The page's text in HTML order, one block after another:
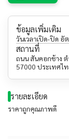
ข้อมูลเพิ่มเติม
วันเวลาเปิด-ปิด อั
สถานที่
ถนน สันคอกช้าง ต
57000 ประเทศไ
รายละเอียด
ราคาถูกคุณภาพดี